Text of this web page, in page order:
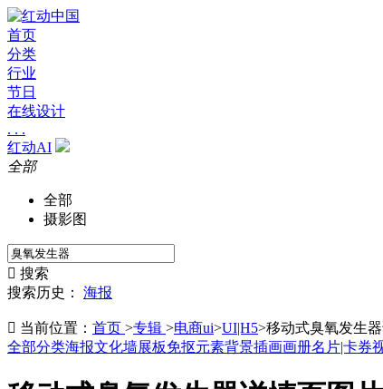
首页
分类
行业
节日
在线设计
. . .
红动AI
全部
全部
摄影图
 搜索
搜索历史：
海报
 当前位置： 首页 >专辑 >电商ui>UI|H5>移动式臭氧发生
全部分类海报文化墙展板免抠元素背景插画画册名片|卡券